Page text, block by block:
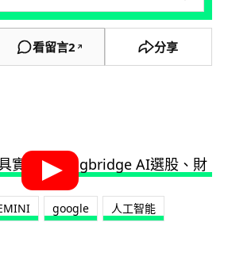
看留言2 ↗ 分享
google 人工智能